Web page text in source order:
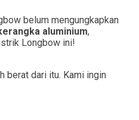
belum mengungkapkan
aluminium,
Longbow ini!
berat dari itu. Kami ingin